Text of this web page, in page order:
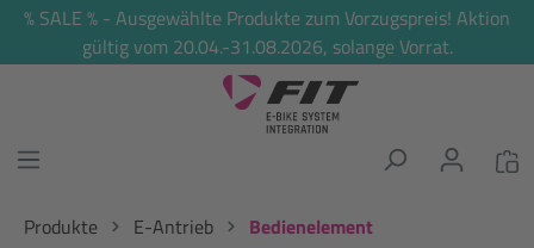
springen
% SALE % - Ausgewählte Produkte zum Vorzugspreis! Aktion
gültig vom 20.04.-31.08.2026, solange Vorrat.
Produkte E-Antrieb Bedienelement